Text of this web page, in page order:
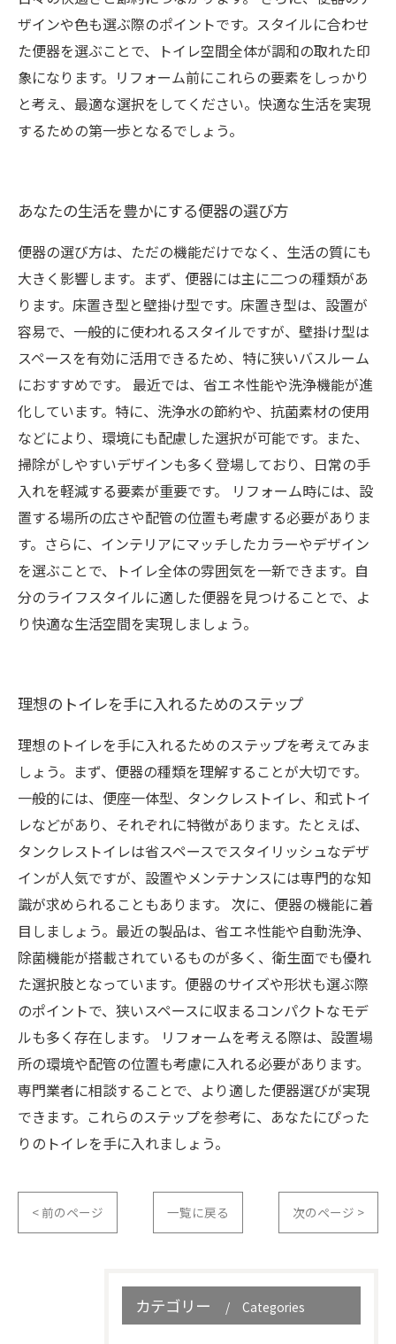
ザインや色も選ぶ際のポイントです。スタイルに合わせ
た便器を選ぶことで、トイレ空間全体が調和の取れた印
象になります。リフォーム前にこれらの要素をしっかり
と考え、最適な選択をしてください。快適な生活を実現
するための第一歩となるでしょう。
あなたの生活を豊かにする便器の選び方
便器の選び方は、ただの機能だけでなく、生活の質にも
大きく影響します。まず、便器には主に二つの種類があ
ります。床置き型と壁掛け型です。床置き型は、設置が
容易で、一般的に使われるスタイルですが、壁掛け型は
スペースを有効に活用できるため、特に狭いバスルーム
におすすめです。 最近では、省エネ性能や洗浄機能が進
化しています。特に、洗浄水の節約や、抗菌素材の使用
などにより、環境にも配慮した選択が可能です。また、
掃除がしやすいデザインも多く登場しており、日常の手
入れを軽減する要素が重要です。 リフォーム時には、設
置する場所の広さや配管の位置も考慮する必要がありま
す。さらに、インテリアにマッチしたカラーやデザイン
を選ぶことで、トイレ全体の雰囲気を一新できます。自
分のライフスタイルに適した便器を見つけることで、よ
り快適な生活空間を実現しましょう。
理想のトイレを手に入れるためのステップ
理想のトイレを手に入れるためのステップを考えてみま
しょう。まず、便器の種類を理解することが大切です。
一般的には、便座一体型、タンクレストイレ、和式トイ
レなどがあり、それぞれに特徴があります。たとえば、
タンクレストイレは省スペースでスタイリッシュなデザ
インが人気ですが、設置やメンテナンスには専門的な知
識が求められることもあります。 次に、便器の機能に着
目しましょう。最近の製品は、省エネ性能や自動洗浄、
除菌機能が搭載されているものが多く、衛生面でも優れ
た選択肢となっています。便器のサイズや形状も選ぶ際
のポイントで、狭いスペースに収まるコンパクトなモデ
ルも多く存在します。 リフォームを考える際は、設置場
所の環境や配管の位置も考慮に入れる必要があります。
専門業者に相談することで、より適した便器選びが実現
できます。これらのステップを参考に、あなたにぴった
りのトイレを手に入れましょう。
< 前のページ 一覧に戻る 次のページ >
カテゴリー Categories